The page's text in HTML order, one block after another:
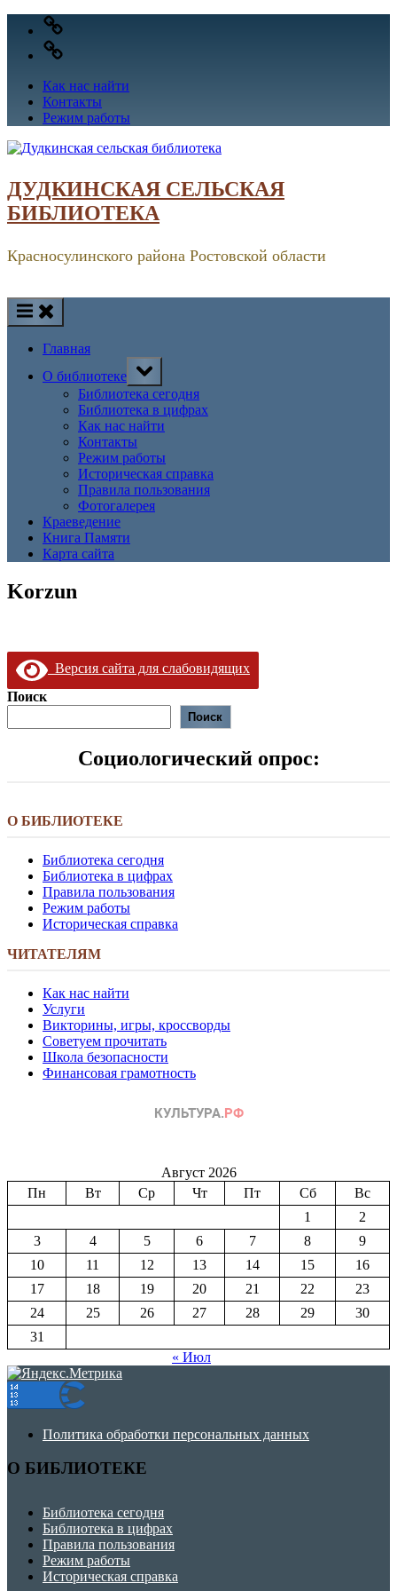
content
VK
OK
Как нас найти
Контакты
Режим работы
ДУДКИНСКАЯ СЕЛЬСКАЯ
БИБЛИОТЕКА
Красносулинского района Ростовской области
Главная
О библиотеке
Toggle
sub-
menu
Библиотека сегодня
Библиотека в цифрах
Как нас найти
Контакты
Режим работы
Историческая справка
Правила пользования
Фотогалерея
Краеведение
Книга Памяти
Карта сайта
Korzun
Версия сайта для слабовидящих
Поиск
Поиск
Социологический опрос:
О БИБЛИОТЕКЕ
Библиотека сегодня
Библиотека в цифрах
Правила пользования
Режим работы
Историческая справка
ЧИТАТЕЛЯМ
Как нас найти
Услуги
Викторины, игры, кроссворды
Советуем прочитать
Школа безопасности
Финансовая грамотность
Август 2026
Пн
Вт Ср Чт Пт Сб
Вс
1
2
3
4 5 6 7 8
9
10
11 12 13 14 15
16
17
18 19 20 21 22
23
24
25 26 27 28 29
30
31
« Июл
Политика обработки персональных данных
О БИБЛИОТЕКЕ
Библиотека сегодня
Библиотека в цифрах
Правила пользования
Режим работы
Историческая справка